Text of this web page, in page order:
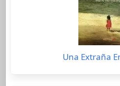
Una Extraña